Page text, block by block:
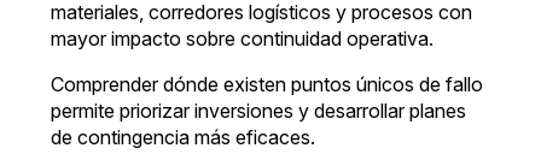
materiales, corredores logísticos y procesos con
mayor impacto sobre continuidad operativa.
Comprender dónde existen puntos únicos de fallo
permite priorizar inversiones y desarrollar planes
de contingencia más eficaces.